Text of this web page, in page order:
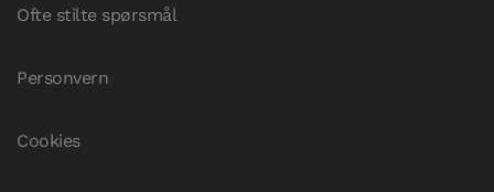
Ofte stilte spørsmål
Personvern
Cookies